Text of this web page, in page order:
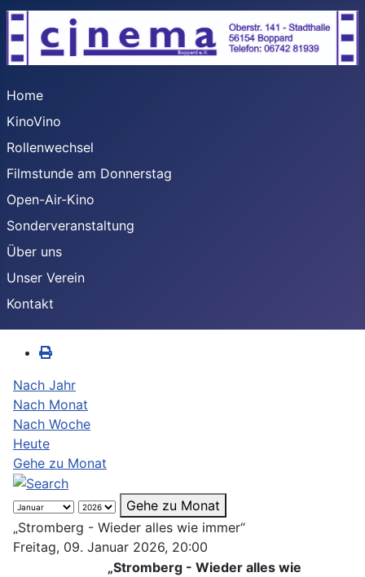
Home
KinoVino
Rollenwechsel
Filmstunde am Donnerstag
Open-Air-Kino
Sonderveranstaltung
Über uns
Unser Verein
Kontakt
Nach Jahr
Nach Monat
Nach Woche
Heute
Gehe zu Monat
Gehe zu Monat
„Stromberg - Wieder alles wie immer“
Freitag, 09. Januar 2026, 20:00
„Stromberg - Wieder alles wie